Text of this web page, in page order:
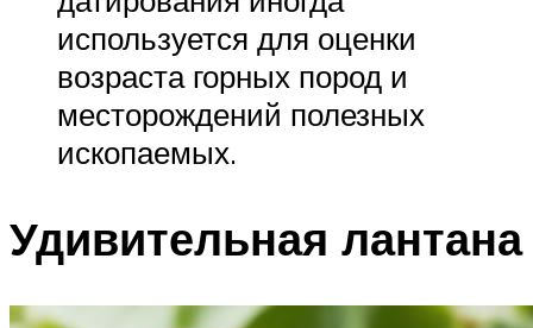
используется для оценки
возраста горных пород и
месторождений полезных
ископаемых.
Удивительная лантана